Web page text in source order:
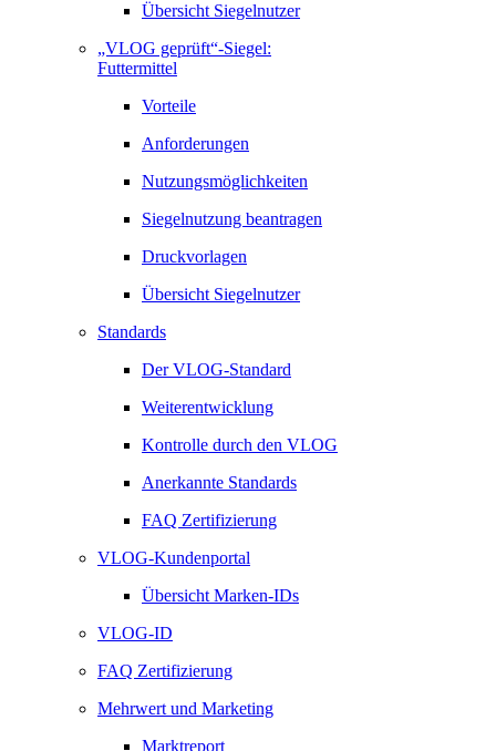
Übersicht Siegelnutzer
„VLOG geprüft“-Siegel:
Futtermittel
Vorteile
Anforderungen
Nutzungsmöglichkeiten
Siegelnutzung beantragen
Druckvorlagen
Übersicht Siegelnutzer
Standards
Der VLOG-Standard
Weiterentwicklung
Kontrolle durch den VLOG
Anerkannte Standards
FAQ Zertifizierung
VLOG-Kundenportal
Übersicht Marken-IDs
VLOG-ID
FAQ Zertifizierung
Mehrwert und Marketing
Marktreport